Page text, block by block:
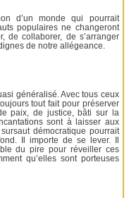
d’un monde qui pourrait
populaires ne changeront
de collaborer, de s’arranger
de notre allégeance.
généralisé. Avec tous ceux
tout fait pour préserver
paix, de justice, bâti sur la
sont à laisser aux
démocratique pourrait
Il importe de se lever. Il
du pire pour réveiller ces
qu’elles sont porteuses